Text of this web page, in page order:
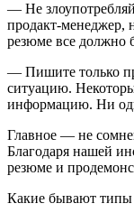
— Не
продакт-менеджер,
резюме все должно
— Пишите только
ситуацию.
информацию. Ни
Главное — не
Благодаря нашей
резюме и
Какие бывают типы